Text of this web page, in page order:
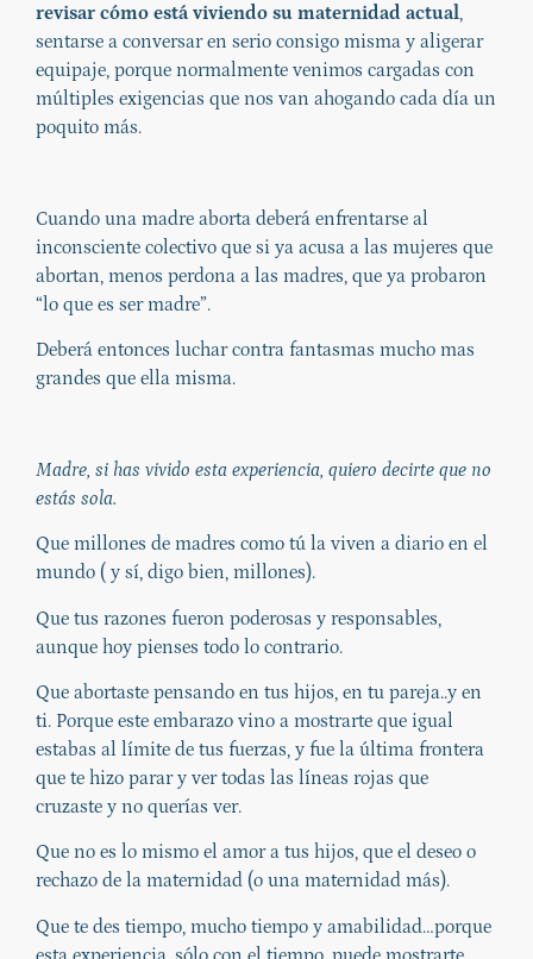
revisar cómo está viviendo su maternidad actual,
sentarse a conversar en serio consigo misma y aligerar
equipaje, porque normalmente venimos cargadas con
múltiples exigencias que nos van ahogando cada día un
poquito más.
Cuando una madre aborta deberá enfrentarse al
inconsciente colectivo que si ya acusa a las mujeres que
abortan, menos perdona a las madres, que ya probaron
“lo que es ser madre”.
Deberá entonces luchar contra fantasmas mucho mas
grandes que ella misma.
Madre, si has vivido esta experiencia, quiero decirte que no
estás sola.
Que millones de madres como tú la viven a diario en el
mundo ( y sí, digo bien, millones).
Que tus razones fueron poderosas y responsables,
aunque hoy pienses todo lo contrario.
Que abortaste pensando en tus hijos, en tu pareja..y en
ti. Porque este embarazo vino a mostrarte que igual
estabas al límite de tus fuerzas, y fue la última frontera
que te hizo parar y ver todas las líneas rojas que
cruzaste y no querías ver.
Que no es lo mismo el amor a tus hijos, que el deseo o
rechazo de la maternidad (o una maternidad más).
Que te des tiempo, mucho tiempo y amabilidad…porque